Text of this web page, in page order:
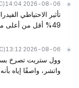
2026-08-06 14:04
(UTC)
49% أقل من أعلى مستوى له على الإطلاق
2026-08-06 13:12
(UTC)
وول ستريت تصرخ
واتشر، واصفًا إياه